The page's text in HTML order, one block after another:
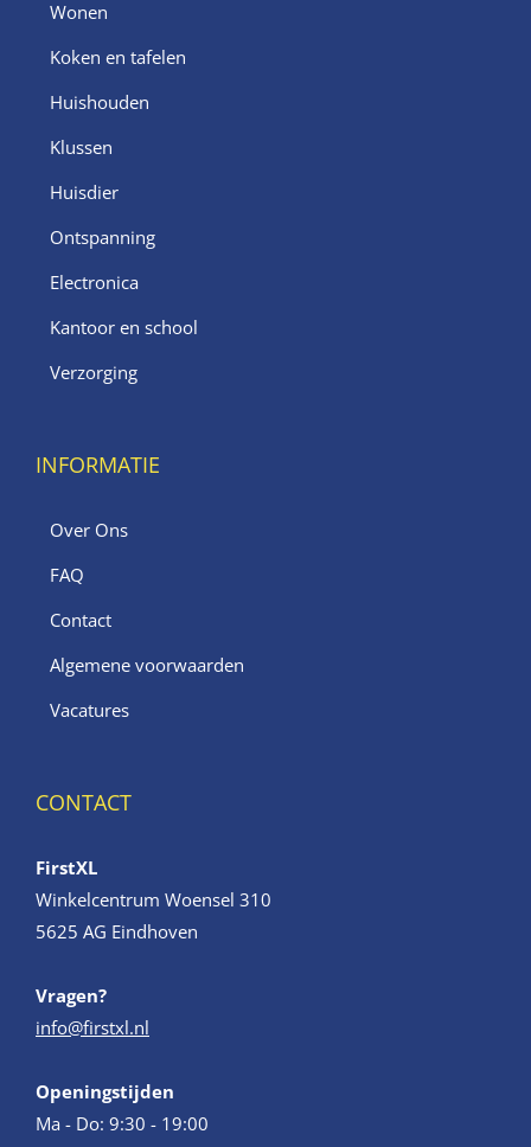
Wonen
Koken en tafelen
Huishouden
Klussen
Huisdier
Ontspanning
Electronica
Kantoor en school
Verzorging
INFORMATIE
Over Ons
FAQ
Contact
Algemene voorwaarden
Vacatures
CONTACT
FirstXL
Winkelcentrum Woensel 310
5625 AG Eindhoven
Vragen?
info@firstxl.nl
Openingstijden
Ma - Do: 9:30 - 19:00